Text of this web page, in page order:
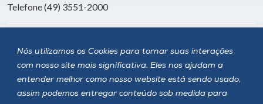
Nós utilizamos os Cookies para tornar suas interações
com nosso site mais significativa. Eles nos ajudam a
entender melhor como nosso website está sendo usado,
assim podemos entregar conteúdo sob medida para
Telefone (49) 3551-2000
Siga a Unoesc